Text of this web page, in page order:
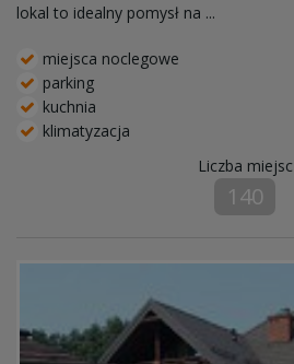
lokal to idealny pomysł na ...
miejsca noclegowe
parking
kuchnia
klimatyzacja
Liczba miejsc
140